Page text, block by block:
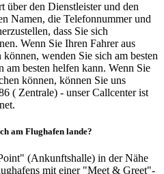
über den Dienstleister und den
Namen, die Telefonnummer und
dass Sie sich
Wenn Sie Ihren Fahrer aus
wenden Sie sich am besten
am besten helfen kann. Wenn Sie
können, können Sie uns
( Zentrale) - unser Callcenter ist
am Flughafen lande?
(Ankunftshalle) in der Nähe
mit einer "Meet & Greet"-